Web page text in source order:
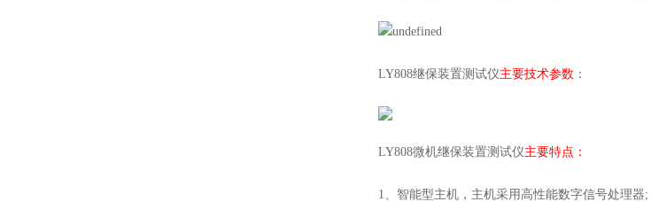
LY808继保装置测试仪主要技术参数 ：
LY808微机继保装置测试仪主要特点：
1、智能型主机，主机采用高性能数字信号处理器;